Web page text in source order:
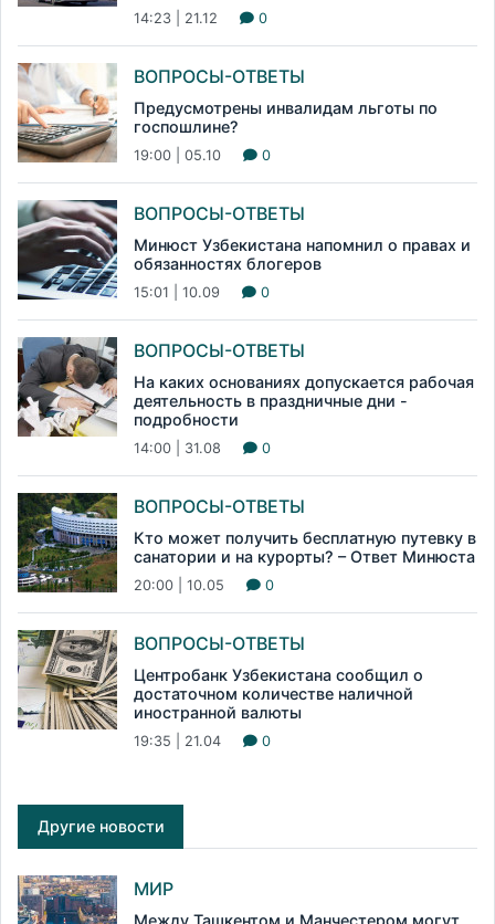
14:23 | 21.12 0
ВОПРОСЫ-ОТВЕТЫ
Предусмотрены инвалидам льготы по
госпошлине?
19:00 | 05.10 0
ВОПРОСЫ-ОТВЕТЫ
Минюст Узбекистана напомнил о правах и
обязанностях блогеров
15:01 | 10.09 0
ВОПРОСЫ-ОТВЕТЫ
На каких основаниях допускается рабочая
деятельность в праздничные дни -
подробности
14:00 | 31.08 0
ВОПРОСЫ-ОТВЕТЫ
Кто может получить бесплатную путевку в
санатории и на курорты? – Ответ Минюста
20:00 | 10.05 0
ВОПРОСЫ-ОТВЕТЫ
Центробанк Узбекистана сообщил о
достаточном количестве наличной
иностранной валюты
19:35 | 21.04 0
Другие новости
МИР
Между Ташкентом и Манчестером могут